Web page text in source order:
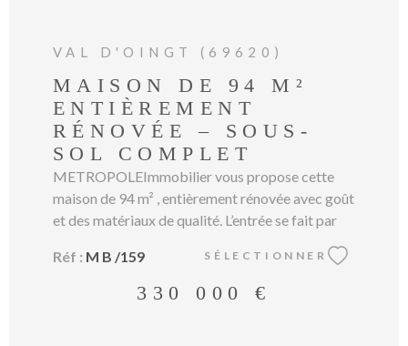
VAL D'OINGT (69620)
MAISON DE 94 M²
ENTIÈREMENT
RÉNOVÉE – SOUS-
SOL COMPLET
METROPOLEImmobilier vous propose cette
maison de 94 m² , entièrement rénovée avec goût
et des matériaux de qualité. L’entrée se fait par
l’extérieur tout au long de l’année. Après avoir
monté une dizaine de marches , vous accédez à
Réf : M B /159 SÉLECTIONNER
330 000 €